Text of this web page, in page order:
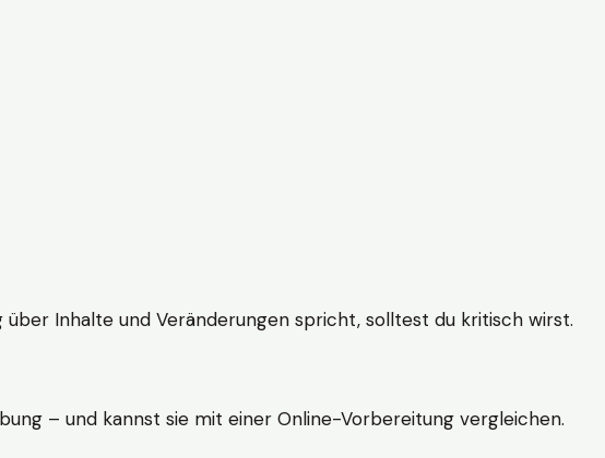
Inhalte und Veränderungen spricht, solltest du kritisch wirst.
– und kannst sie mit einer Online-Vorbereitung vergleichen.